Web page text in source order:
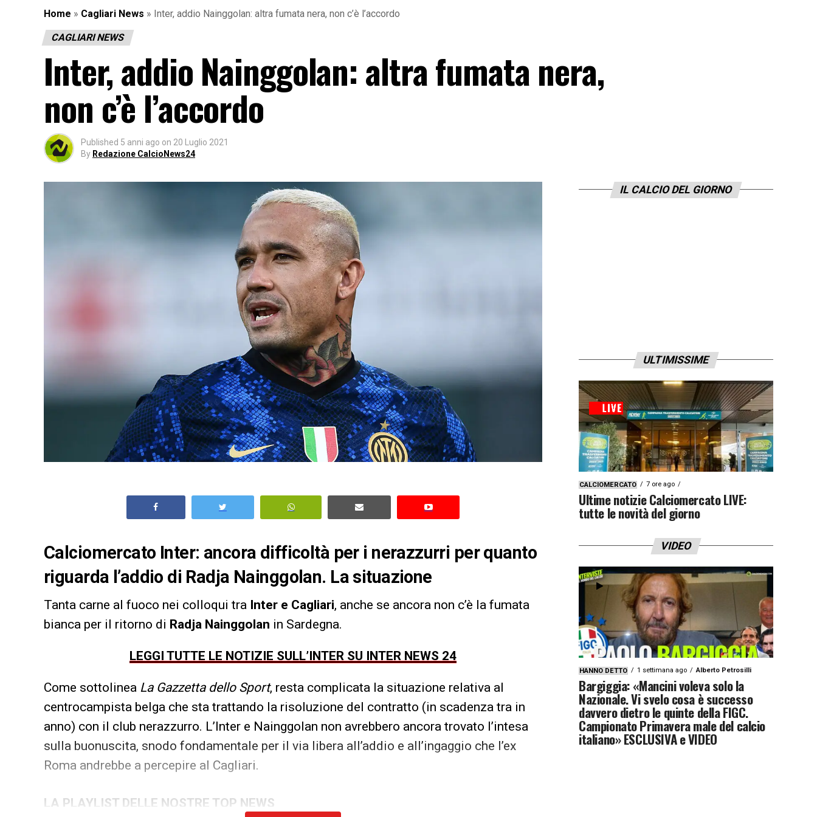
Home » Cagliari News » Inter, addio Nainggolan: altra fumata nera, non c’è l’accordo
CAGLIARI NEWS
Inter, addio Nainggolan: altra fumata nera,
non c’è l’accordo
Published 5 anni ago on 20 Luglio 2021
By Redazione CalcioNews24
Calciomercato Inter: ancora difficoltà per i nerazzurri per quanto
riguarda l’addio di Radja Nainggolan. La situazione
Tanta carne al fuoco nei colloqui tra Inter e Cagliari, anche se ancora non c’è la fumata
bianca per il ritorno di Radja Nainggolan in Sardegna.
LEGGI TUTTE LE NOTIZIE SULL’INTER SU INTER NEWS 24
Come sottolinea La Gazzetta dello Sport, resta complicata la situazione relativa al
centrocampista belga che sta trattando la risoluzione del contratto (in scadenza tra in
anno) con il club nerazzurro. L’Inter e Nainggolan non avrebbero ancora trovato l’intesa
sulla buonuscita, snodo fondamentale per il via libera all’addio e all’ingaggio che l’ex
Roma andrebbe a percepire al Cagliari.
LA PLAYLIST DELLE NOSTRE TOP NEWS
IL CALCIO DEL GIORNO
ULTIMISSIME
CALCIOMERCATO 7 ore ago
Ultime notizie Calciomercato LIVE:
tutte le novità del giorno
VIDEO
HANNO DETTO 1 settimana ago Alberto Petrosilli
Bargiggia: «Mancini voleva solo la
Nazionale. Vi svelo cosa è successo
davvero dietro le quinte della FIGC.
Campionato Primavera male del calcio
italiano» ESCLUSIVA e VIDEO